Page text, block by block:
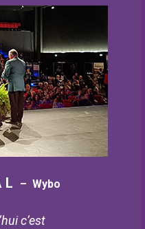
– Wybo
c’est